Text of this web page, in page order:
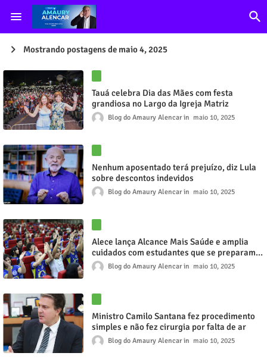
Mostrando postagens de maio 4, 2025
Tauá celebra Dia das Mães com festa
grandiosa no Largo da Igreja Matriz
Blog do Amaury Alencar maio 10, 2025
Nenhum aposentado terá prejuízo, diz Lula
sobre descontos indevidos
Blog do Amaury Alencar maio 10, 2025
Alece lança Alcance Mais Saúde e amplia
cuidados com estudantes que se preparam
para o Enem
Blog do Amaury Alencar maio 10, 2025
Ministro Camilo Santana fez procedimento
simples e não fez cirurgia por falta de ar
Blog do Amaury Alencar maio 10, 2025